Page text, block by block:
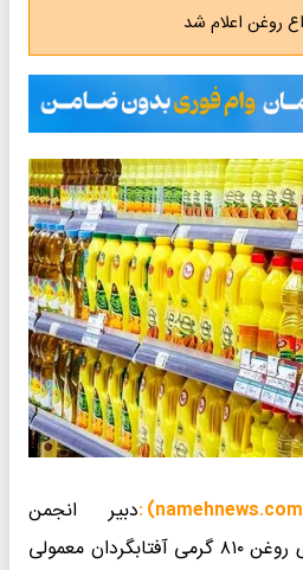
روغن اعلام شد
دبیر انجمن
روغن نباتی قیمت هر بطری روغن ۸۱۰ گرمی آفتابگردان معمولی